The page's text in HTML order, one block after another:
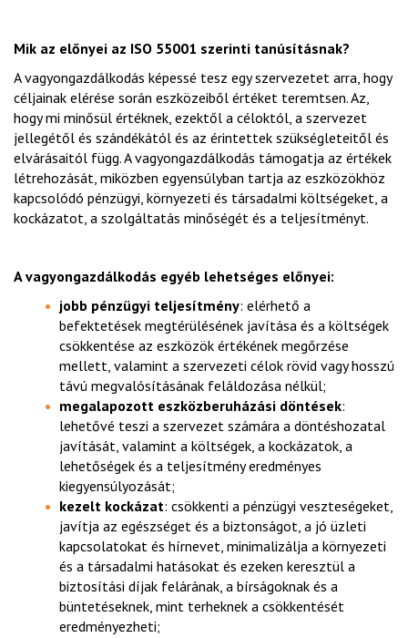
Mik az előnyei az ISO 55001 szerinti tanúsításnak?
A vagyongazdálkodás képessé tesz egy szervezetet arra, hogy
céljainak elérése során eszközeiből értéket teremtsen. Az,
hogy mi minősül értéknek, ezektől a céloktól, a szervezet
jellegétől és szándékától és az érintettek szükségleteitől és
elvárásaitól függ. A vagyongazdálkodás támogatja az értékek
létrehozását, miközben egyensúlyban tartja az eszközökhöz
kapcsolódó pénzügyi, környezeti és társadalmi költségeket, a
kockázatot, a szolgáltatás minőségét és a teljesítményt.
A vagyongazdálkodás egyéb lehetséges előnyei:
jobb pénzügyi teljesítmény: elérhető a
befektetések megtérülésének javítása és a költségek
csökkentése az eszközök értékének megőrzése
mellett, valamint a szervezeti célok rövid vagy hosszú
távú megvalósításának feláldozása nélkül;
megalapozott eszközberuházási döntések:
lehetővé teszi a szervezet számára a döntéshozatal
javítását, valamint a költségek, a kockázatok, a
lehetőségek és a teljesítmény eredményes
kiegyensúlyozását;
kezelt kockázat: csökkenti a pénzügyi veszteségeket,
javítja az egészséget és a biztonságot, a jó üzleti
kapcsolatokat és hírnevet, minimalizálja a környezeti
és a társadalmi hatásokat és ezeken keresztül a
biztosítási díjak felárának, a bírságoknak és a
büntetéseknek, mint terheknek a csökkentését
eredményezheti;